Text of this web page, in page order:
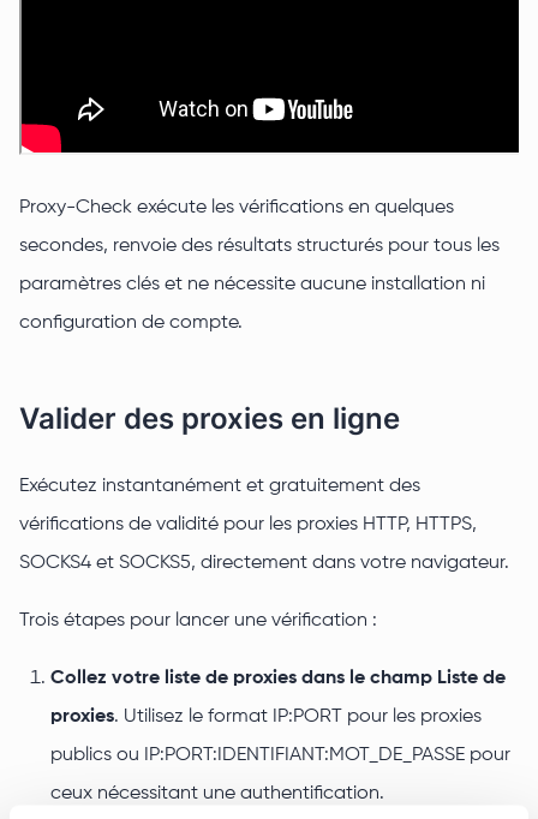
Proxy-Check exécute les vérifications en quelques
secondes, renvoie des résultats structurés pour tous les
paramètres clés et ne nécessite aucune installation ni
configuration de compte.
Valider des proxies en ligne
Exécutez instantanément et gratuitement des
vérifications de validité pour les proxies HTTP, HTTPS,
SOCKS4 et SOCKS5, directement dans votre navigateur.
Trois étapes pour lancer une vérification :
Collez votre liste de proxies dans le champ Liste de
proxies. Utilisez le format IP:PORT pour les proxies
publics ou IP:PORT:IDENTIFIANT:MOT_DE_PASSE pour
ceux nécessitant une authentification.